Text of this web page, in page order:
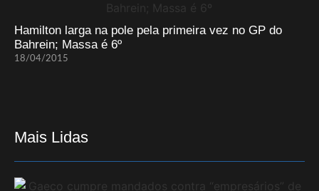
Hamilton larga na pole pela primeira vez no GP do
Bahrein; Massa é 6º
18/04/2015
Mais Lidas